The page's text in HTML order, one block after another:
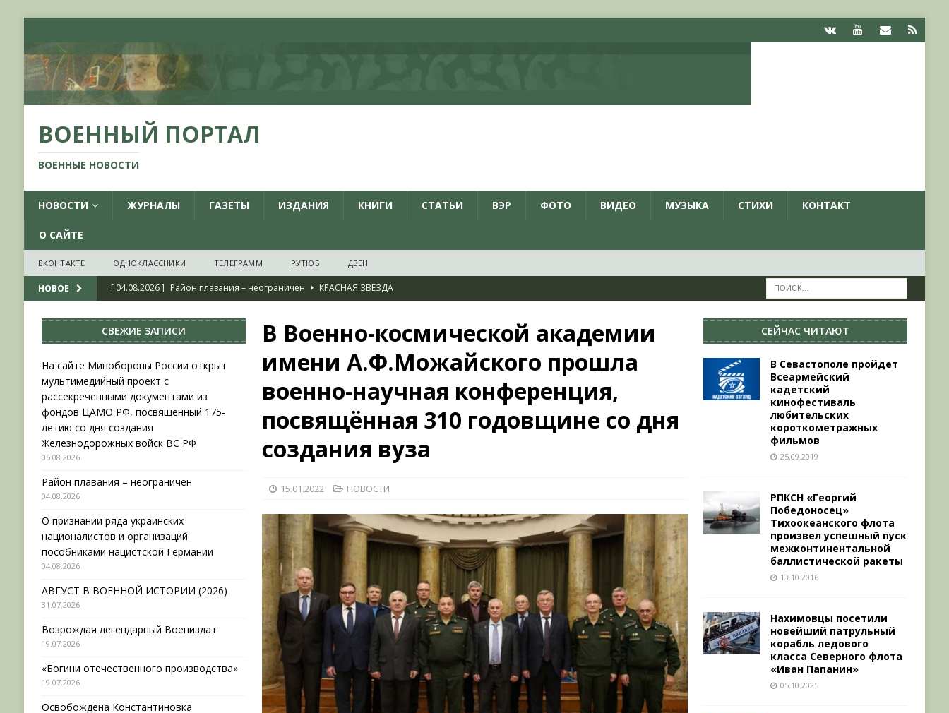
ВОЕННЫЙ ПОРТАЛ
ВОЕННЫЕ НОВОСТИ
НОВОСТИ ЖУРНАЛЫ ГАЗЕТЫ ИЗДАНИЯ КНИГИ СТАТЬИ ВЭР ФОТО ВИДЕО МУЗЫКА СТИХИ КОНТАКТ
О САЙТЕ
ВКОНТАКТЕ ОДНОКЛАССНИКИ ТЕЛЕГРАММ РУТЮБ ДЗЕН
НОВОЕ [ 04.08.2026 ] Район плавания – неограничен
КРАСНАЯ ЗВЕЗДА
НОВОСТИ
[ 31.07.2026 ]
АВГУСТ В ВОЕННОЙ ИСТОРИИ (2026)
ВОЕННО-ИСТОРИЧЕСКИЙ ЖУРНАЛ
[ 19.07.2026 ]
[ 06.08.2026 ] На сайте Минобороны России открыт мультимедийный проект с рассекреченными документами из
фондов ЦАМО РФ, посвященный 175-летию со дня создания Железнодорожных войск ВС РФ
НОВОСТИ
В Военно-космической академии
имени А.Ф.Можайского прошла
военно-научная конференция,
посвящённая 310 годовщине со дня
создания вуза
15.01.2022 НОВОСТИ
СВЕЖИЕ ЗАПИСИ
На сайте Минобороны России открыт
мультимедийный проект с
рассекреченными документами из
фондов ЦАМО РФ, посвященный 175-
летию со дня создания
Железнодорожных войск ВС РФ
06.08.2026
Район плавания – неограничен
04.08.2026
О признании ряда украинских
националистов и организаций
пособниками нацистской Германии
04.08.2026
АВГУСТ В ВОЕННОЙ ИСТОРИИ (2026)
31.07.2026
Возрождая легендарный Воениздат
19.07.2026
«Богини отечественного производства»
19.07.2026
Освобождена Константиновка
СЕЙЧАС ЧИТАЮТ
В Севастополе пройдет
Всеармейский
кадетский
кинофестиваль
любительских
короткометражных
фильмов
25.09.2019
РПКСН «Георгий
Победоносец»
Тихоокеанского флота
произвел успешный пуск
межконтинентальной
баллистической ракеты
13.10.2016
Нахимовцы посетили
новейший патрульный
корабль ледового
класса Северного флота
«Иван Папанин»
05.10.2025